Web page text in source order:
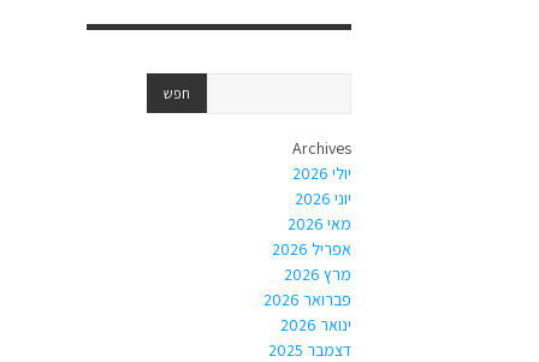
Archives
יולי 2026
יוני 2026
מאי 2026
אפריל 2026
מרץ 2026
פברואר 2026
ינואר 2026
דצמבר 2025